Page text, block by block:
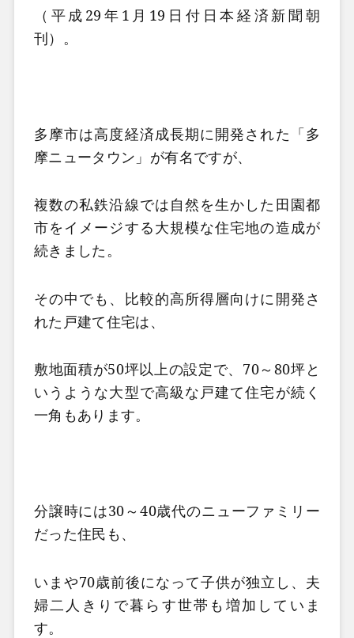
（平成29年1月19日付日本経済新聞朝
刊）。
多摩市は高度経済成長期に開発された「多
摩ニュータウン」が有名ですが、
複数の私鉄沿線では自然を生かした田園都
市をイメージする大規模な住宅地の造成が
続きました。
その中でも、比較的高所得層向けに開発さ
れた戸建て住宅は、
敷地面積が50坪以上の設定で、70～80坪と
いうような大型で高級な戸建て住宅が続く
一角もあります。
分譲時には30～40歳代のニューファミリー
だった住民も、
いまや70歳前後になって子供が独立し、夫
婦二人きりで暮らす世帯も増加していま
す。